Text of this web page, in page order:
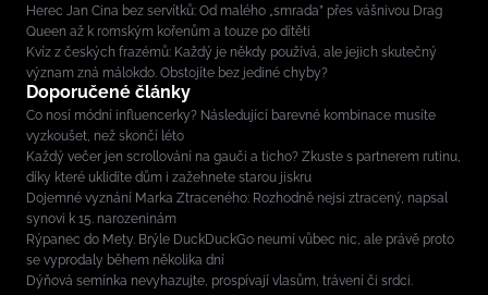
Herec Jan Cina bez servítků: Od malého „smrada” přes vášnivou Drag
Queen až k romským kořenům a touze po dítěti
Kvíz z českých frazémů: Každý je někdy používá, ale jejich skutečný
význam zná málokdo. Obstojíte bez jediné chyby?
Doporučené články
Co nosí módní influencerky? Následující barevné kombinace musíte
vyzkoušet, než skončí léto
Každý večer jen scrollování na gauči a ticho? Zkuste s partnerem rutinu,
díky které uklidíte dům i zažehnete starou jiskru
Dojemné vyznání Marka Ztraceného: Rozhodně nejsi ztracený, napsal
synovi k 15. narozeninám
Rýpanec do Mety. Brýle DuckDuckGo neumí vůbec nic, ale právě proto
se vyprodaly během několika dní
Dýňová semínka nevyhazujte, prospívají vlasům, trávení či srdci.